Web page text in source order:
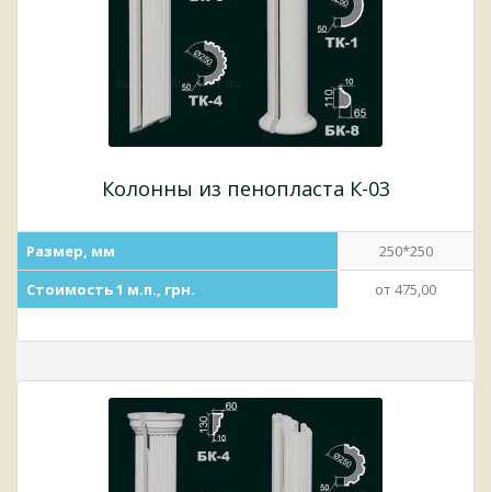
Колонны из пенопласта К-03
Размер, мм
250*250
Стоимость 1 м.п., грн.
от 475,00